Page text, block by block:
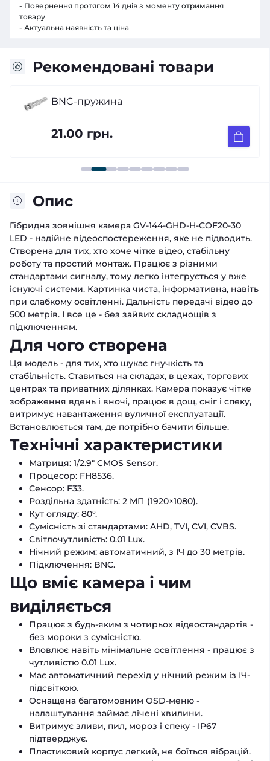
Рекомендовані товари
BNC-пружина
21.00 грн.
Опис
Гібридна зовнішня камера GV-144-GHD-H-COF20-30
LED - надійне відеоспостереження, яке не підводить.
Створена для тих, хто хоче чітке відео, стабільну
роботу та простий монтаж. Працює з різними
стандартами сигналу, тому легко інтегрується у вже
існуючі системи. Картинка чиста, інформативна, навіть
при слабкому освітленні. Дальність передачі відео до
500 метрів. І все це - без зайвих складнощів з
підключенням.
Для чого створена
Ця модель - для тих, хто шукає гнучкість та
стабільність. Ставиться на складах, в цехах, торгових
центрах та приватних ділянках. Камера показує чітке
зображення вдень і вночі, працює в дощ, сніг і спеку,
витримує навантаження вуличної експлуатації.
Встановлюється там, де потрібно бачити більше.
Технічні характеристики
Матриця: 1/2.9" CMOS Sensor.
Процесор: FH8536.
Сенсор: F33.
Роздільна здатність: 2 МП (1920×1080).
Кут огляду: 80°.
Сумісність зі стандартами: AHD, TVI, CVI, CVBS.
Світлочутливість: 0.01 Lux.
Нічний режим: автоматичний, з ІЧ до 30 метрів.
Підключення: BNC.
Що вміє камера і чим
виділяється
Працює з будь-яким з чотирьох відеостандартів -
без мороки з сумісністю.
Вловлює навіть мінімальне освітлення - працює з
чутливістю 0.01 Lux.
Має автоматичний перехід у нічний режим із ІЧ-
підсвіткою.
Оснащена багатомовним OSD-меню -
налаштування займає лічені хвилини.
Витримує зливи, пил, мороз і спеку - IP67
підтверджує.
Пластиковий корпус легкий, не боїться вібрацій.
- Повернення протягом 14 днів з моменту отримання
товару
- Актуальна наявність та ціна